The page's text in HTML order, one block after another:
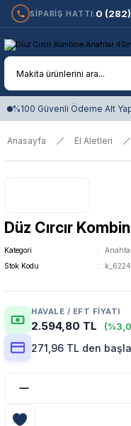
SİPARİŞ HATTI: 0
%100 Güvenli Ödeme Alt
Anasayfa El Aletleri
Düz Cırcır
Kategori
Stok Kodu
HAVALE / EFT FIYATI
2.594,80 TL
271,96 TL den